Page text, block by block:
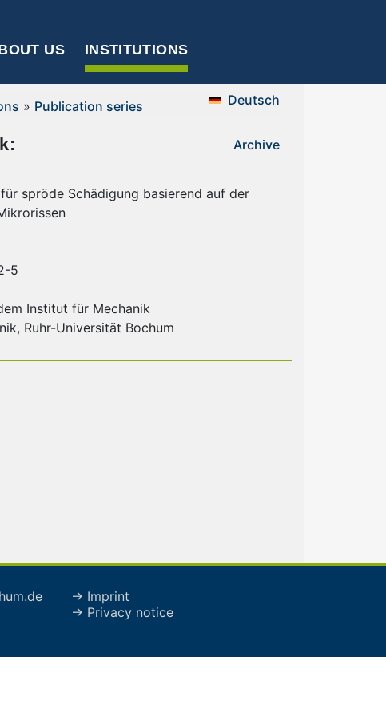
US INSTITUTIONS
» Publication series Deutsch
Archive
spröde Schädigung basierend auf der
5
Institut für Mechanik
Ruhr-Universität Bochum
→ Imprint
→ Privacy notice